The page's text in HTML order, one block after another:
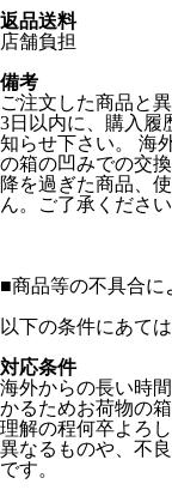
返品送料
店舗負担
備考
ご注文した商品と
3日以内に、購入履
知らせ下さい。 海
の箱の凹みでの交
降を過ぎた商品、
ん。ご了承ください
■商品等の不具合に
以下の条件にあて
対応条件
海外からの長い時
かるためお荷物の
理解の程何卒よろ
異なるものや、不
です。